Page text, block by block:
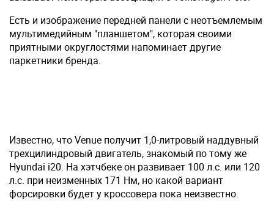
Есть и изображение передней панели с неотъемлемым
мультимедийным "планшетом", которая своими
приятными округлостями напоминает другие
паркетники бренда.
Известно, что Venue получит 1,0-литровый наддувный
трехцилиндровый двигатель, знакомый по тому же
Hyundai i20. На хэтчбеке он развивает 100 л.с. или 120
л.с. при неизменных 171 Нм, но какой вариант
форсировки будет у кроссовера пока неизвестно.